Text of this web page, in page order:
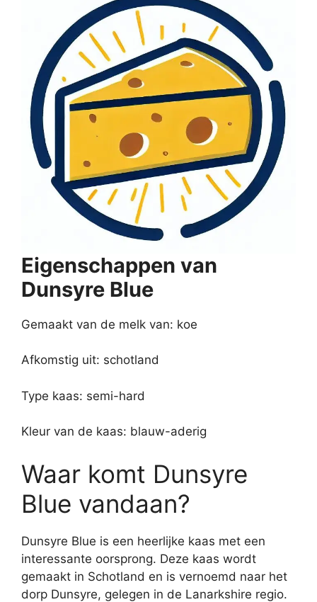
Eigenschappen van
Dunsyre Blue
Gemaakt van de melk van: koe
Afkomstig uit: schotland
Type kaas: semi-hard
Kleur van de kaas: blauw-aderig
Waar komt Dunsyre
Blue vandaan?
Dunsyre Blue is een heerlijke kaas met een
interessante oorsprong. Deze kaas wordt
gemaakt in Schotland en is vernoemd naar het
dorp Dunsyre, gelegen in de Lanarkshire regio.